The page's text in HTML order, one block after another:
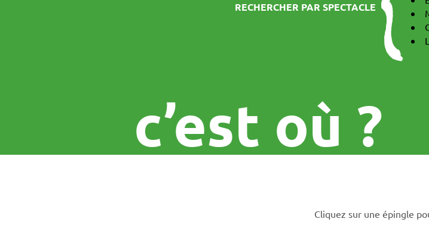
RECHERCHER PAR SPECTACLE
c’est où ?
Cliquez sur une épingle